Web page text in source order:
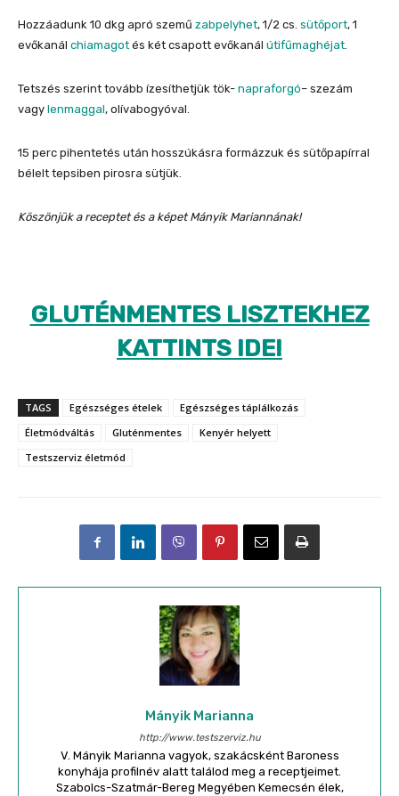
Hozzáadunk 10 dkg apró szemű zabpelyhet, 1/2 cs. sütőport, 1
evőkanál chiamagot és két csapott evőkanál útifűmaghéjat.
Tetszés szerint tovább ízesíthetjük tök- napraforgó– szezám
vagy lenmaggal, olívabogyóval.
15 perc pihentetés után hosszúkásra formázzuk és sütőpapírral
bélelt tepsiben pirosra sütjük.
Köszönjük a receptet és a képet Mányik Mariannának!
GLUTÉNMENTES LISZTEKHEZ
KATTINTS IDE!
TAGS Egészséges ételek
Egészséges táplálkozás
Életmódváltás
Gluténmentes
Kenyér helyett
Testszerviz életmód
Mányik Marianna
http://www.testszerviz.hu
V. Mányik Marianna vagyok, szakácsként Baroness
konyhája profilnév alatt találod meg a receptjeimet.
Szabolcs-Szatmár-Bereg Megyében Kemecsén élek,